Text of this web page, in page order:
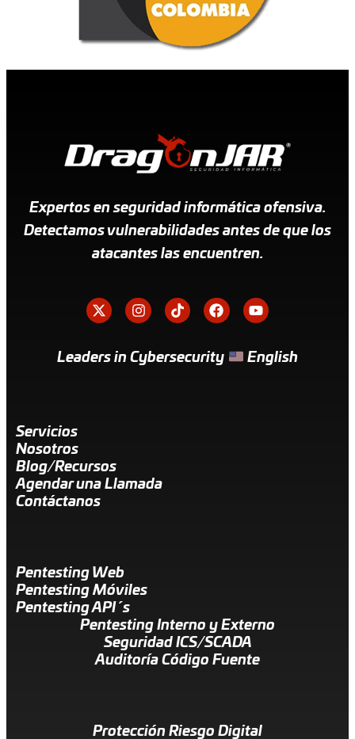
Expertos en seguridad informática ofensiva.
Detectamos vulnerabilidades antes de que los
atacantes las encuentren.
Leaders in Cybersecurity English
Servicios
Nosotros
Blog/Recursos
Agendar una Llamada
Contáctanos
Pentesting Web
Pentesting Móviles
Pentesting API´s
Pentesting Interno y Externo
Seguridad ICS/SCADA
Auditoría Código Fuente
Protección Riesgo Digital